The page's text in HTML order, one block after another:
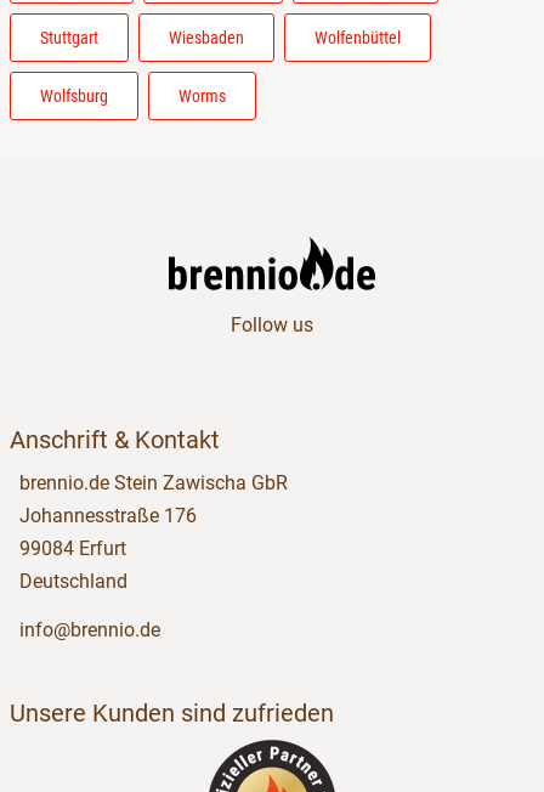
Stuttgart Wiesbaden Wolfenbüttel
Wolfsburg Worms
Follow us
Anschrift & Kontakt
brennio.de Stein Zawischa GbR
Johannesstraße 176
99084 Erfurt
Deutschland
info@brennio.de
Unsere Kunden sind zufrieden